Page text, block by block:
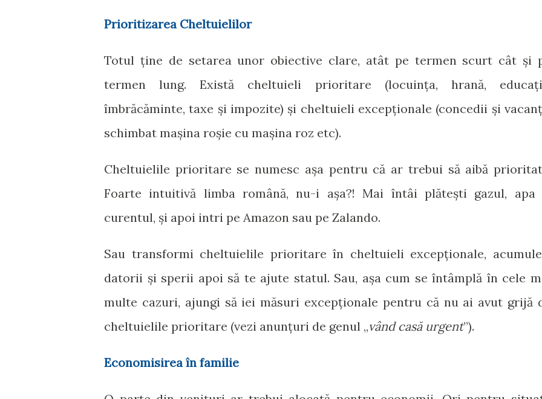
Prioritizarea Cheltuielilor
Totul ține de setarea unor obiective clare, atât pe termen scurt cât și
termen lung. Există cheltuieli prioritare (locuința, hrană,
îmbrăcăminte, taxe și impozite) și cheltuieli excepționale (concedii și
schimbat mașina roșie cu mașina roz etc).
Cheltuielile prioritare se numesc așa pentru că ar trebui să aibă
Foarte intuitivă limba română, nu-i așa?! Mai întâi plătești gazul, apa
curentul, și apoi intri pe Amazon sau pe Zalando.
Sau transformi cheltuielile prioritare în cheltuieli excepționale,
datorii și sperii apoi să te ajute statul. Sau, așa cum se întâmplă în cele
multe cazuri, ajungi să iei măsuri excepționale pentru că nu ai avut grijă
cheltuielile prioritare (vezi anunțuri de genul „vând casă urgent”).
Economisirea în familie